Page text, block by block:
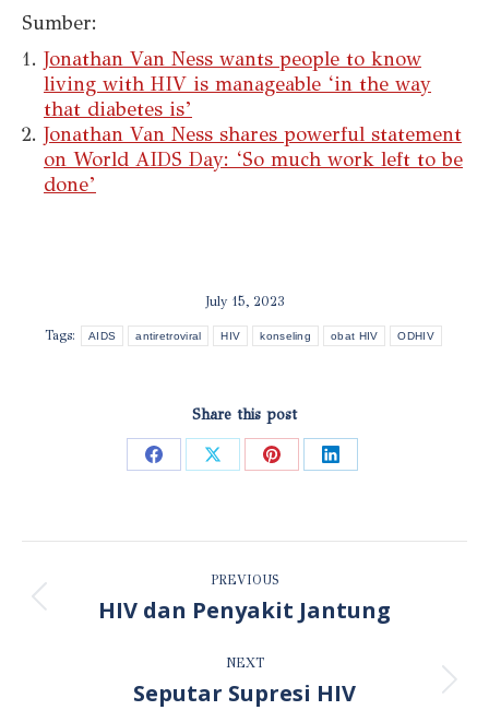
Sumber:
Jonathan Van Ness wants people to know
living with HIV is manageable ‘in the way
that diabetes is’
Jonathan Van Ness shares powerful statement
on World AIDS Day: ‘So much work left to be
done’
July 15, 2023
Tags: AIDS antiretroviral HIV konseling obat HIV ODHIV
Share this post
Share Share Share Share
NAVIGATION PREVIOUS
Previous
HIV dan Penyakit Jantung
NEXT
Next
Seputar Supresi HIV